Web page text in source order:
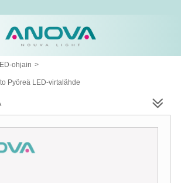
ohjain >
Pyöreä LED-virtalähde